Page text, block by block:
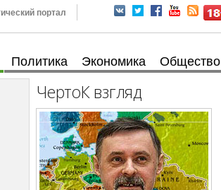
портал
Политика Экономика Общество
ЧертоК взгляд